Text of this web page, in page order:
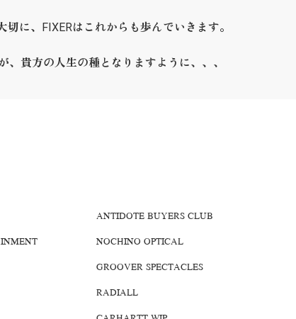
切に、FIXERはこれからも歩んでいきます。
、貴方の人生の種となりますように、、、
ANTIDOTE BUYERS CLUB
NOCHINO OPTICAL
GROOVER SPECTACLES
RADIALL